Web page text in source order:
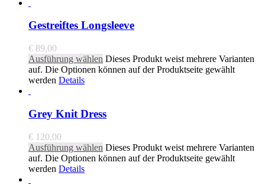
Gestreiftes Longsleeve
€ 89,00
Ausführung wählen Dieses Produkt weist mehrere Varianten
auf. Die Optionen können auf der Produktseite gewählt
werden Details
Grey Knit Dress
€ 120,00
Ausführung wählen Dieses Produkt weist mehrere Varianten
auf. Die Optionen können auf der Produktseite gewählt
werden Details